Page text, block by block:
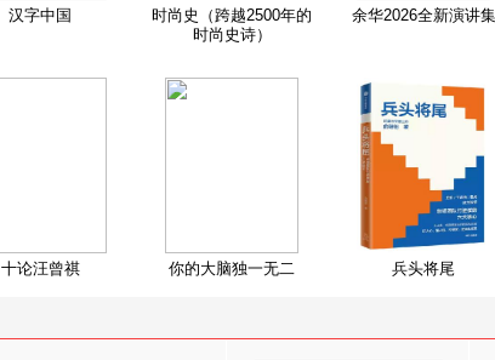
汉字中国
时尚史（跨越2500年的
时尚史诗）
余华2026全新演讲集
十论汪曾祺 你的大脑独一无二 兵头将尾